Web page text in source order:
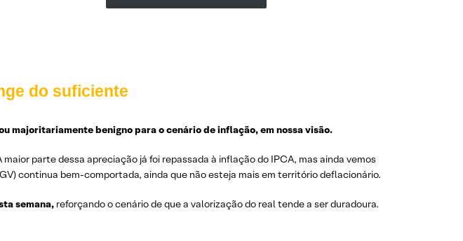
do suficiente
majoritariamente benigno para o cenário de inflação, em nossa visão.
maior parte dessa apreciação já foi repassada à inflação do IPCA, mas ainda vemos
continua bem-comportada, ainda que não esteja mais em território deflacionário.
semana, reforçando o cenário de que a valorização do real tende a ser duradoura.